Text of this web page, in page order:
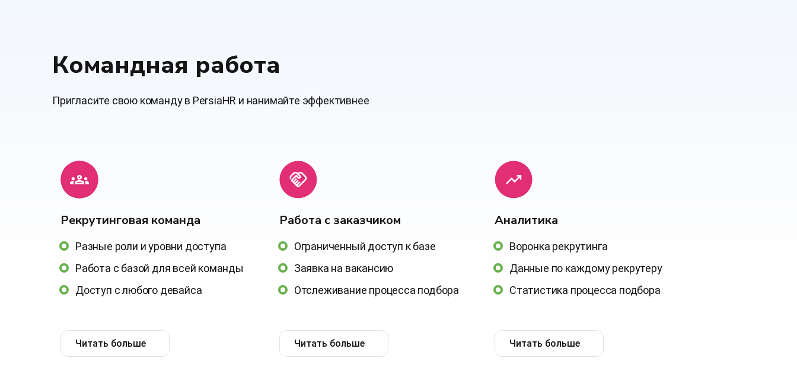
Командная работа
Пригласите свою команду в PersiaHR и нанимайте эффективнее
Рекрутинговая команда
Разные роли и уровни доступа
Работа с базой для всей команды
Доступ с любого девайса
Читать больше
Работа с заказчиком
Ограниченный доступ к базе
Заявка на вакансию
Отслеживание процесса подбора
Читать больше
Аналитика
Воронка рекрутинга
Данные по каждому рекрутеру
Статистика процесса подбора
Читать больше